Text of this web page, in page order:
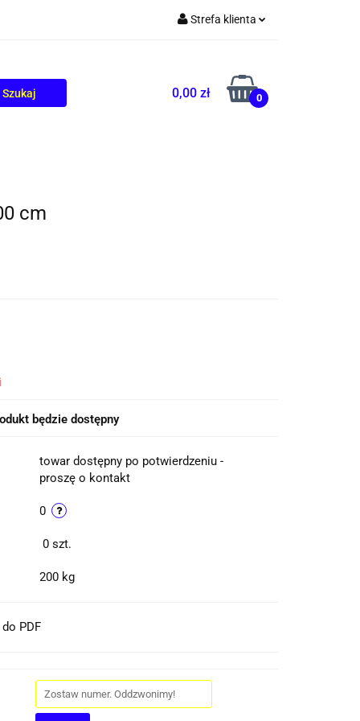
Strefa klienta
Zarejestruj się
Dodaj zgłoszenie
0,00 zł 0
cm
będzie dostępny
towar dostępny po potwierdzeniu -
proszę o kontakt
0
0 szt.
200 kg
PDF